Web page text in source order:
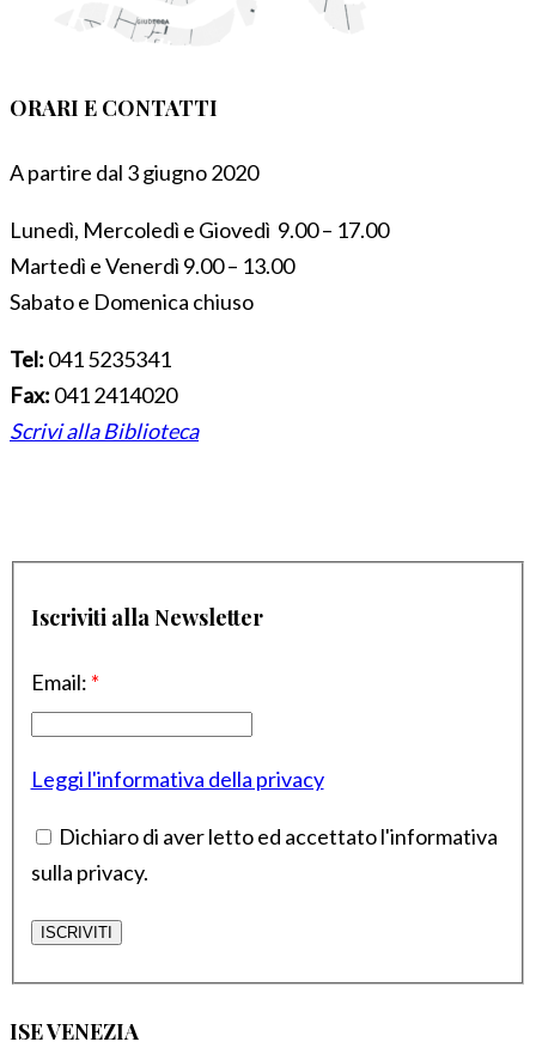
ORARI E CONTATTI
A partire dal 3 giugno 2020
Lunedì, Mercoledì e Giovedì 9.00 – 17.00
Martedì e Venerdì 9.00 – 13.00
Sabato e Domenica chiuso
Tel: 041 5235341
Fax: 041 2414020
Scrivi alla Biblioteca
Iscriviti alla Newsletter
Email: *
Leggi l'informativa della privacy
Dichiaro di aver letto ed accettato l'informativa
sulla privacy.
ISE VENEZIA